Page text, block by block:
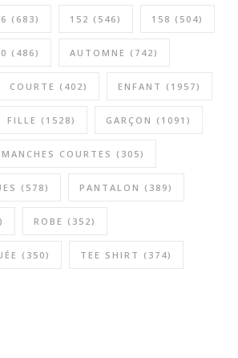
(683) 152 (546) 158 (504)
(486) AUTOMNE (742)
COURTE (402) ENFANT (1957)
FILLE (1528) GARÇON (1091)
MANCHES COURTES (305)
(578) PANTALON (389)
ROBE (352)
(350) TEE SHIRT (374)